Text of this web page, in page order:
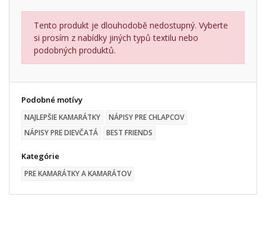
Tento produkt je dlouhodobě nedostupný. Vyberte
si prosím z nabídky jiných typů textilu nebo
podobných produktů.
Podobné motívy
NAJLEPŠIE KAMARÁTKY
NÁPISY PRE CHLAPCOV
NÁPISY PRE DIEVČATÁ
BEST FRIENDS
Kategórie
PRE KAMARÁTKY A KAMARÁTOV